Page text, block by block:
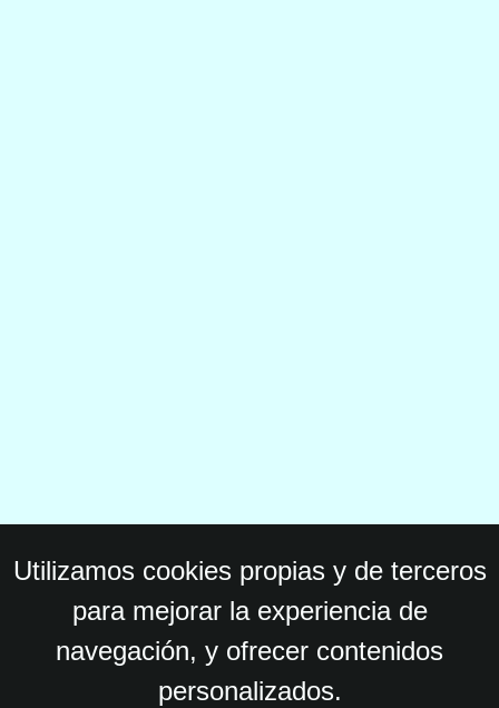
Utilizamos cookies propias y de terceros
para mejorar la experiencia de
navegación, y ofrecer contenidos
personalizados.